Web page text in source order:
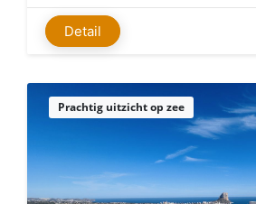
Detail
Prachtig uitzicht op zee